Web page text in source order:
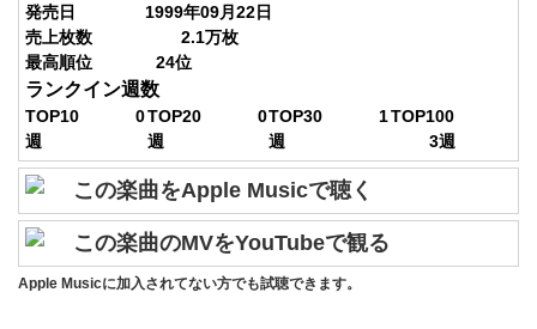
発売日
1999年09月22日
売上枚数
2.1万枚
最高順位
24位
ランクイン週数
TOP10
0
週
TOP20
0
週
TOP30
1
週
TOP100
3週
この楽曲をApple Musicで聴く
この楽曲のMVをYouTubeで観る
Apple Musicに加入されてない方でも試聴できます。